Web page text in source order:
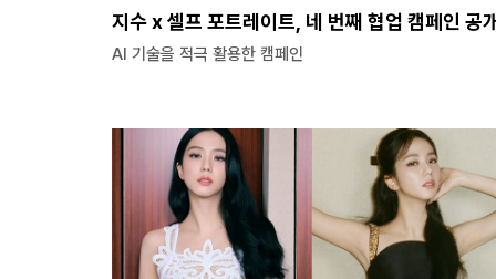
지수 x 셀프 포트레이트, 네 번째 협업 캠페인 공
AI 기술을 적극 활용한 캠페인